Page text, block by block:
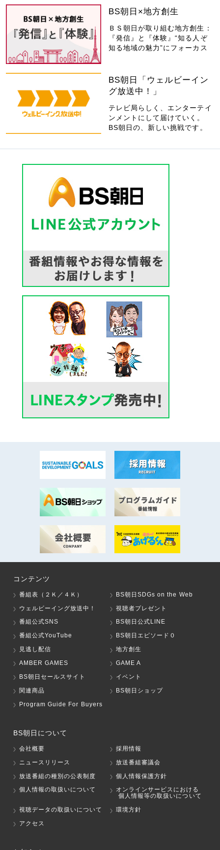
BS朝日×地方創生
ＢＳ朝日が取り組む地方創生：
『発信』と『体験』“知る人ぞ
知る地域の魅力”にフォーカス
BS朝日「ウェルビーイン
グ放送中！」
テレビ局らしく、エンターテイ
ンメントにして届けていく。
BS朝日の、新しい挑戦です。
コンテンツ
番組表（２Ｋ／４Ｋ）
BS朝日SDGs on the Web
ウェルビーイング放送中！
視聴者プレゼント
番組公式SNS
BS朝日公式LINE
番組公式YouTube
BS朝日エピソード０
見逃し配信
地方創生
AMBER GAMES
GAME A
BS朝日セールスサイト
イベント
関連商品
BS朝日ショップ
Program Guide For Buyers
BS朝日について
会社概要
採用情報
ニュースリリース
放送番組審議会
放送番組の種別の公表制度
個人情報保護方針
個人情報の取扱いについて
オンラインサービスにおける
個人情報等の取扱いについて
視聴データの取扱いについて
環境方針
アクセス